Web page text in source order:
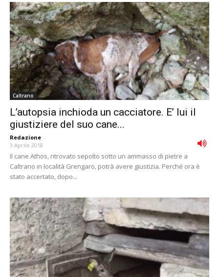
Caltrano
L’autopsia inchioda un cacciatore. E’ lui il
giustiziere del suo cane...
Redazione -
3 Aprile 2018
Il cane Athos, ritrovato sepolto sotto un ammasso di pietre a
Caltrano in località Grengaro, potrà avere giustizia. Perché ora è
stato accertato, dopo...